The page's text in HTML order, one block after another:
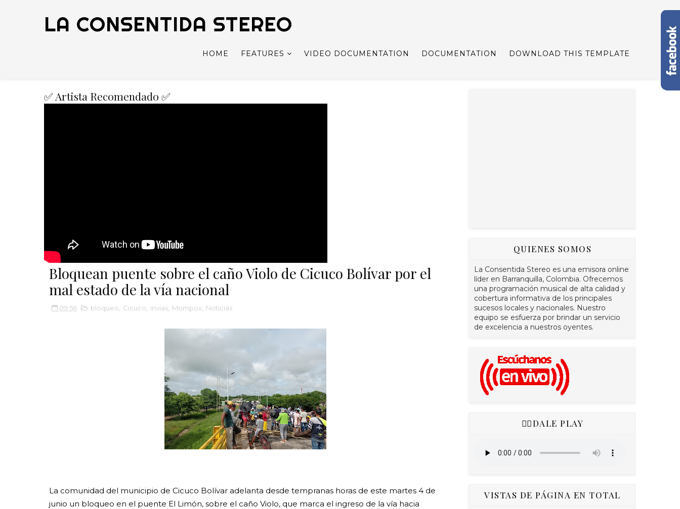
LA CONSENTIDA STEREO
HOME FEATURES VIDEO DOCUMENTATION DOCUMENTATION DOWNLOAD THIS TEMPLATE
✅ Artista Recomendado ✅
Bloquean puente sobre el caño Violo de Cicuco Bolívar por el
mal estado de la vía nacional
09:56 bloqueo Cicuco invias Mompox Noticias
La comunidad del municipio de Cicuco Bolívar adelanta desde tempranas horas de este martes 4 de
junio un bloqueo en el puente El Limón, sobre el caño Violo, que marca el ingreso de la vía hacia
QUIENES SOMOS
La Consentida Stereo es una emisora online
líder en Barranquilla, Colombia. Ofrecemos
una programación musical de alta calidad y
cobertura informativa de los principales
sucesos locales y nacionales. Nuestro
equipo se esfuerza por brindar un servicio
de excelencia a nuestros oyentes.
👇🏻DALE PLAY
VISTAS DE PÁGINA EN TOTAL